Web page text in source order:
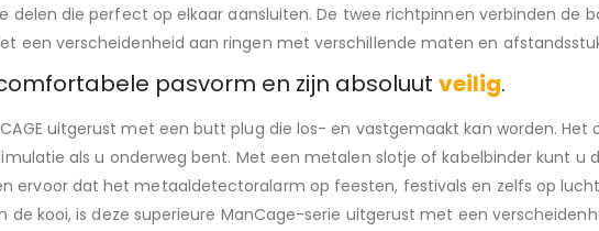
delen die perfect op elkaar aansluiten. De twee richtpinnen verbinden de
een verscheidenheid aan ringen met verschillende maten en
pasvorm en zijn absoluut veilig.
uitgerust met een butt plug die los- en vastgemaakt kan worden.
als u onderweg bent. Met een metalen slotje of kabelbinder kunt u
ervoor dat het metaaldetectoralarm op feesten, festivals en zelfs op
de kooi, is deze superieure ManCage-serie uitgerust met een